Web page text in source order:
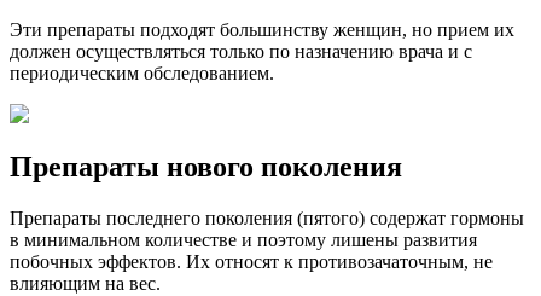
Эти препараты подходят большинству женщин, но прием их
должен осуществляться только по назначению врача и с
периодическим обследованием.
Препараты нового поколения
Препараты последнего поколения (пятого) содержат гормоны
в минимальном количестве и поэтому лишены развития
побочных эффектов. Их относят к противозачаточным, не
влияющим на вес.